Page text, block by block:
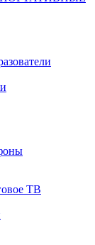
ТВ